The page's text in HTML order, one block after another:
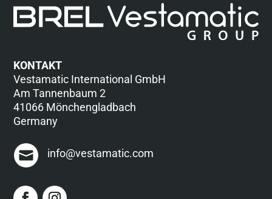
KONTAKT
Vestamatic International GmbH
Am Tannenbaum 2
41066 Mönchengladbach
Germany
info@vestamatic.com